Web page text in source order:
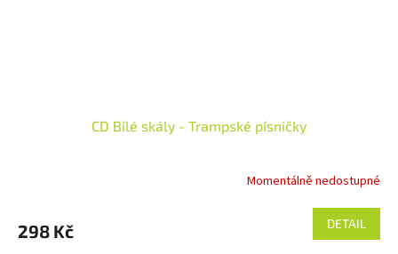
CD Bílé skály - Trampské písničky
Momentálně nedostupné
298 Kč DETAIL